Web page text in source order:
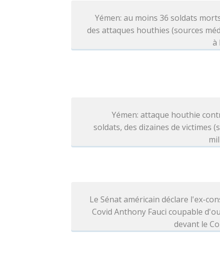
Yémen: au moins 36 soldats
des attaques houthies (sources
à
Yémen: attaque houthie
soldats, des dizaines de victimes
Le Sénat américain déclare l'ex-
Covid Anthony Fauci coupable
devant le